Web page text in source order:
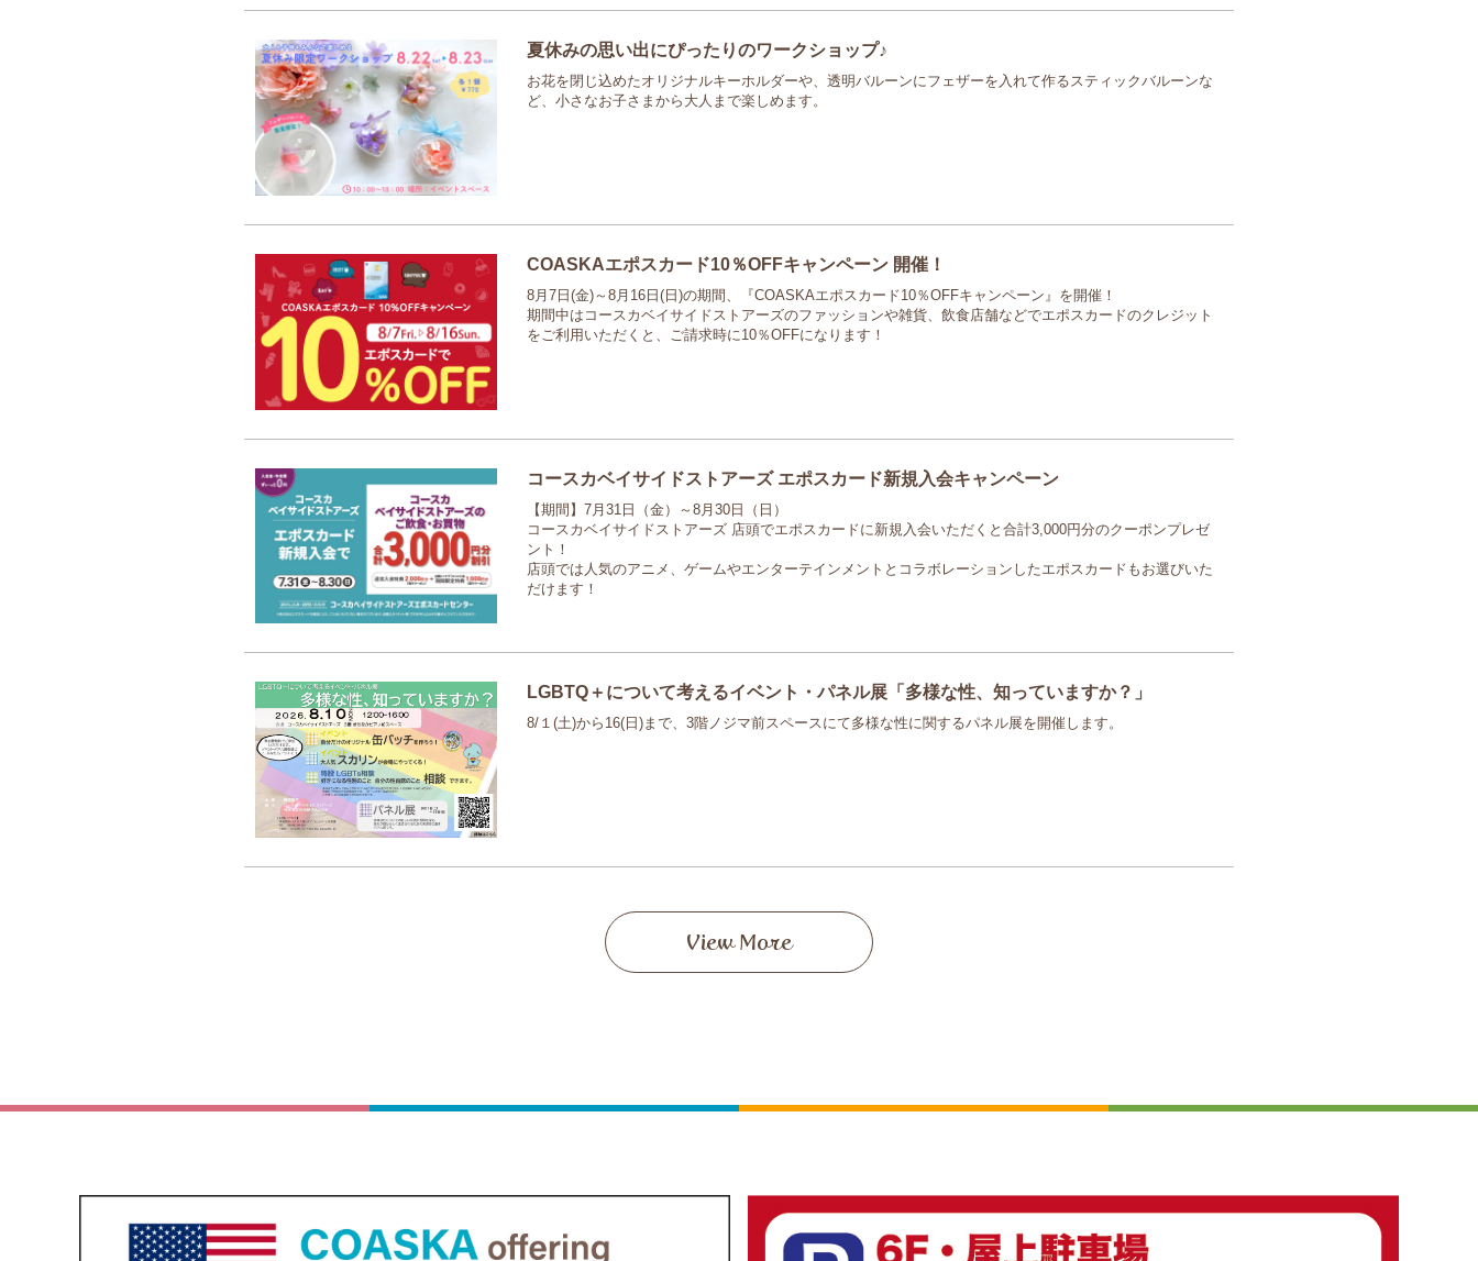
夏休みの思い出にぴったりのワークショップ♪
お花を閉じ込めたオリジナルキーホルダーや、透明バルーンにフェザーを入れて作るスティックバルーンな
ど、小さなお子さまから大人まで楽しめます。
COASKAエポスカード10％OFFキャンペーン 開催！
8月7日(金)～8月16日(日)の期間、『COASKAエポスカード10％OFFキャンペーン』を開催！
期間中はコースカベイサイドストアーズのファッションや雑貨、飲食店舗などでエポスカードのクレジット
をご利用いただくと、ご請求時に10％OFFになります！
コースカベイサイドストアーズ エポスカード新規入会キャンペーン
【期間】7月31日（金）～8月30日（日）
コースカベイサイドストアーズ 店頭でエポスカードに新規入会いただくと合計3,000円分のクーポンプレゼ
ント！
店頭では人気のアニメ、ゲームやエンターテインメントとコラボレーションしたエポスカードもお選びいた
だけます！
LGBTQ＋について考えるイベント・パネル展「多様な性、知っていますか？」
8/１(土)から16(日)まで、3階ノジマ前スペースにて多様な性に関するパネル展を開催します。
View More